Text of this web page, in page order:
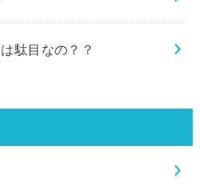
駄目なの？？